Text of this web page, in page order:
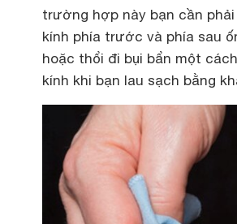
trường hợp này bạn cần
kính phía trước và phía sau
hoặc thổi đi bụi bẩn một
kính khi bạn lau sạch bằng